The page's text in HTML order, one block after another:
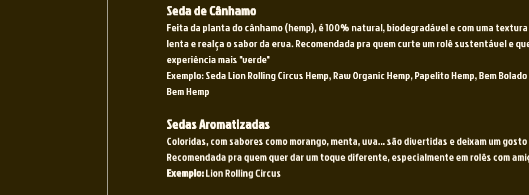
Seda de Cânhamo
Feita da planta do cânhamo (hemp), é 100% natural, biodegradável e com uma textura
lenta e realça o sabor da erva. Recomendada pra quem curte um rolê sustentável e
experiência mais "verde"
Exemplo: Seda Lion Rolling Circus Hemp, Raw Organic Hemp, Papelito Hemp, Bem
Bem Hemp
Sedas Aromatizadas
Coloridas, com sabores como morango, menta, uva… são divertidas e deixam um
Recomendada pra quem quer dar um toque diferente, especialmente em rolês com
Exemplo: Lion Rolling Circus